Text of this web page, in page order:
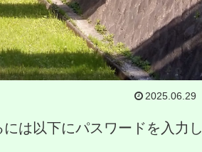
2025.06.29
は以下にパスワードを入力し